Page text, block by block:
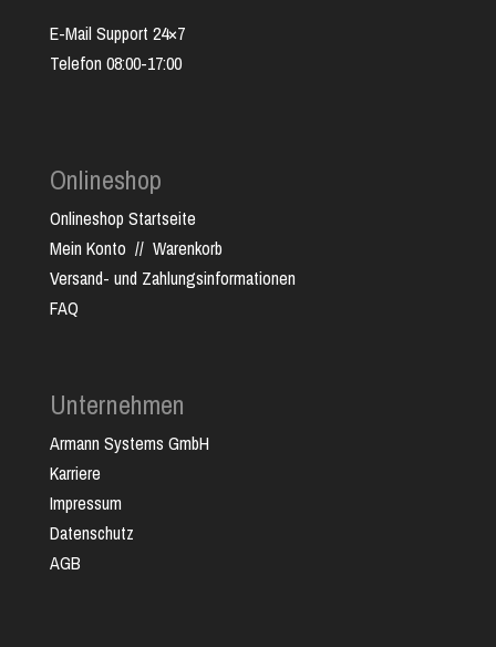
E-Mail Support 24×7
Telefon 08:00-17:00
Onlineshop
Onlineshop Startseite
Mein Konto // Warenkorb
Versand- und Zahlungsinformationen
FAQ
Unternehmen
Armann Systems GmbH
Karriere
Impressum
Datenschutz
AGB